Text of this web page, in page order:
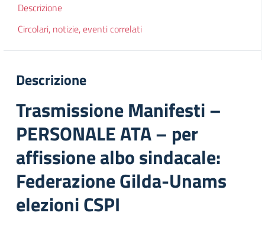
Descrizione
Circolari, notizie, eventi correlati
Descrizione
Trasmissione Manifesti –
PERSONALE ATA – per
affissione albo sindacale:
Federazione Gilda-Unams
elezioni CSPI